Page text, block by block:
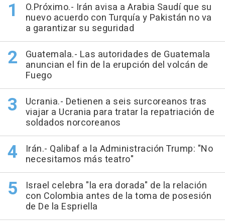
O.Próximo.- Irán avisa a Arabia Saudí que su
nuevo acuerdo con Turquía y Pakistán no va
a garantizar su seguridad
Guatemala.- Las autoridades de Guatemala
anuncian el fin de la erupción del volcán de
Fuego
Ucrania.- Detienen a seis surcoreanos tras
viajar a Ucrania para tratar la repatriación de
soldados norcoreanos
Irán.- Qalibaf a la Administración Trump: "No
necesitamos más teatro"
Israel celebra "la era dorada" de la relación
con Colombia antes de la toma de posesión
de De la Espriella